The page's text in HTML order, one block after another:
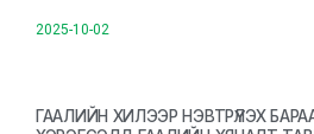
2025-10-02
ГААЛИЙН ХИЛЭЭР НЭВТРҮҮЛЭХ